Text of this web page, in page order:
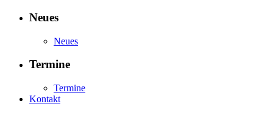
Neues
Neues
Termine
Termine
Kontakt